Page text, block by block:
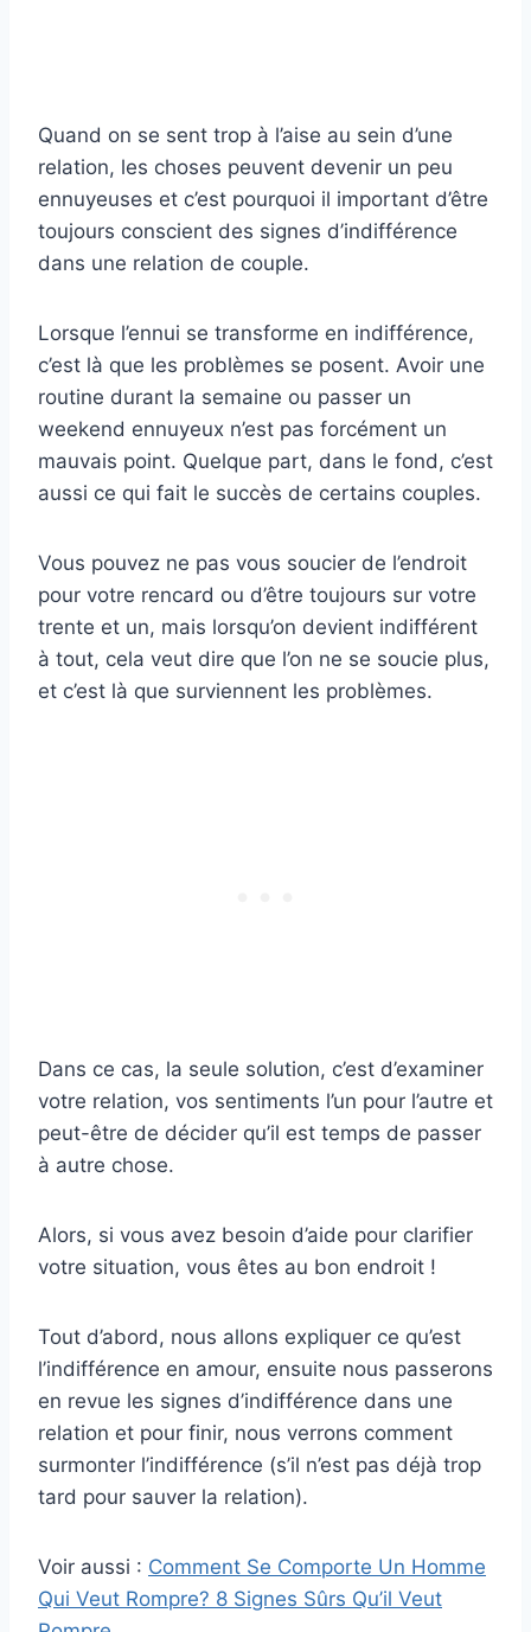
Quand on se sent trop à l’aise au sein d’une
relation, les choses peuvent devenir un peu
ennuyeuses et c’est pourquoi il important d’être
toujours conscient des signes d’indifférence
dans une relation de couple.
Lorsque l’ennui se transforme en indifférence,
c’est là que les problèmes se posent. Avoir une
routine durant la semaine ou passer un
weekend ennuyeux n’est pas forcément un
mauvais point. Quelque part, dans le fond, c’est
aussi ce qui fait le succès de certains couples.
Vous pouvez ne pas vous soucier de l’endroit
pour votre rencard ou d’être toujours sur votre
trente et un, mais lorsqu’on devient indifférent
à tout, cela veut dire que l’on ne se soucie plus,
et c’est là que surviennent les problèmes.
Dans ce cas, la seule solution, c’est d’examiner
votre relation, vos sentiments l’un pour l’autre et
peut-être de décider qu’il est temps de passer
à autre chose.
Alors, si vous avez besoin d’aide pour clarifier
votre situation, vous êtes au bon endroit !
Tout d’abord, nous allons expliquer ce qu’est
l’indifférence en amour, ensuite nous passerons
en revue les signes d’indifférence dans une
relation et pour finir, nous verrons comment
surmonter l’indifférence (s’il n’est pas déjà trop
tard pour sauver la relation).
Voir aussi : Comment Se Comporte Un Homme
Qui Veut Rompre? 8 Signes Sûrs Qu’il Veut